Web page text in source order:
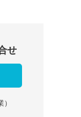
せ